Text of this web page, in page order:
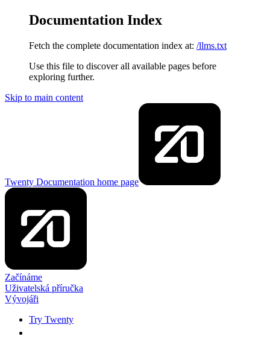
Documentation Index
Fetch the complete documentation index at: /llms.txt
Use this file to discover all available pages before
exploring further.
Skip to main content
Twenty Documentation home page
Začínáme
Uživatelská příručka
Vývojáři
Try Twenty